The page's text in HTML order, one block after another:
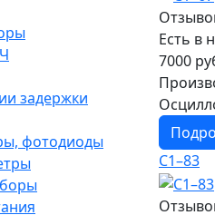
задержки
фотодиоды
Есть в
7000
С1–83